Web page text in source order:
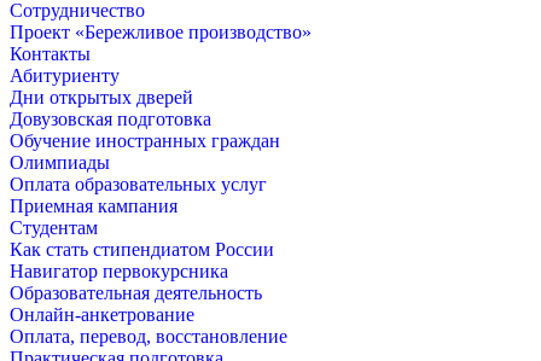
Сотрудничество
Проект «Бережливое производство»
Контакты
Абитуриенту
Дни открытых дверей
Довузовская подготовка
Обучение иностранных граждан
Олимпиады
Оплата образовательных услуг
Приемная кампания
Студентам
Как стать стипендиатом России
Навигатор первокурсника
Образовательная деятельность
Онлайн-анкетрование
Оплата, перевод, восстановление